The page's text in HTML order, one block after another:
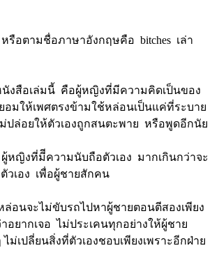
อตามชื่อภาษาอังกฤษคือ bitches เล่า
สือเล่มนี้ คือผู้หญิงที่มีความคิดเป็นของ
อมให้เพศตรงข้ามใช้หล่อนเป็นแค่ที่ระบาย
ล่อยให้ตัวเองถูกสนตะพาย หรือพูดอีกนัย
ญิงที่มีีความนับถือตัวเอง มากเกินกว่าจะ
เอง เพื่อผู้ชายสักคน
อนจะไม่ขับรถไปหาผู้ชายตอนตีสองเพียง
าอยากเจอ ไม่ประเคนทุกอย่างให้ผู้ชาย
ม่เปลี่ยนสิ่งที่ตัวเองชอบเพียงเพราะอีกฝ่าย